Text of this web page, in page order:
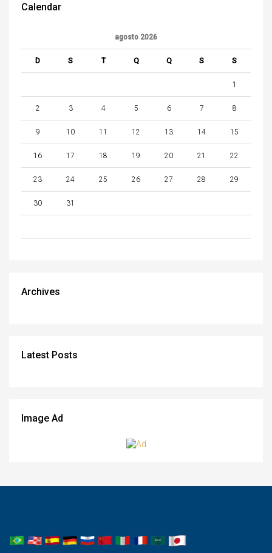
Calendar
agosto 2026
D S T Q Q S S
1
2 3 4 5 6 7 8
9 10 11 12 13 14 15
16 17 18 19 20 21 22
23 24 25 26 27 28 29
30 31
Archives
Latest Posts
Image Ad